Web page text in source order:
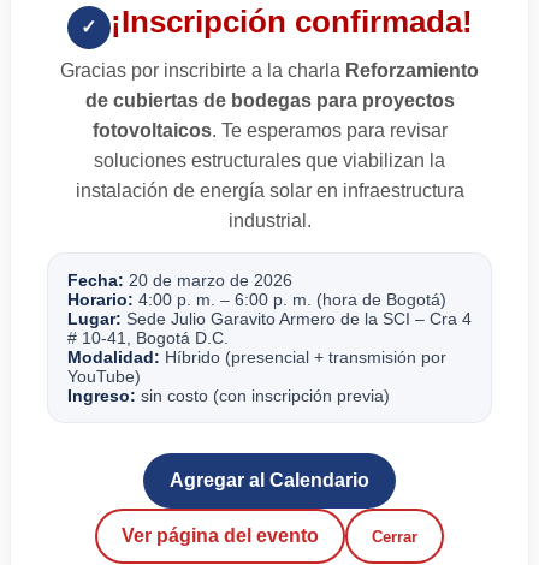
✓ ¡Inscripción confirmada!
Gracias por inscribirte a la charla Reforzamiento
de cubiertas de bodegas para proyectos
fotovoltaicos. Te esperamos para revisar
soluciones estructurales que viabilizan la
instalación de energía solar en infraestructura
industrial.
Fecha: 20 de marzo de 2026
Horario: 4:00 p. m. – 6:00 p. m. (hora de Bogotá)
Lugar: Sede Julio Garavito Armero de la SCI – Cra 4
# 10-41, Bogotá D.C.
Modalidad: Híbrido (presencial + transmisión por
YouTube)
Ingreso: sin costo (con inscripción previa)
Agregar al Calendario
Ver página del evento Cerrar